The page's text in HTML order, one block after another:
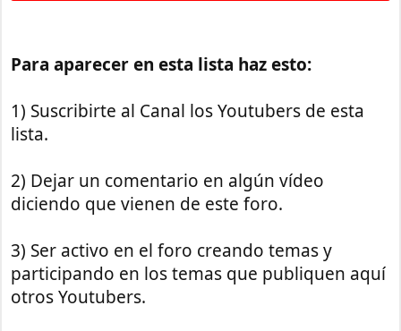
Para aparecer en esta lista haz esto:
1) Suscribirte al Canal los Youtubers de esta
lista.
2) Dejar un comentario en algún vídeo
diciendo que vienen de este foro.
3) Ser activo en el foro creando temas y
participando en los temas que publiquen aquí
otros Youtubers.